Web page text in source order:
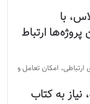
با
ارتباط
امکان تعامل و
نیاز به کتاب